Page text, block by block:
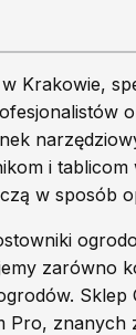
Krakowie,
i
w sposób
zarówno
Pro, znanych